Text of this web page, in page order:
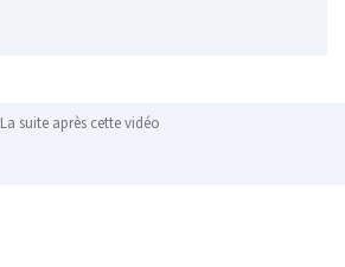
La suite après cette vidéo